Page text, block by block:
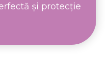
și protecție